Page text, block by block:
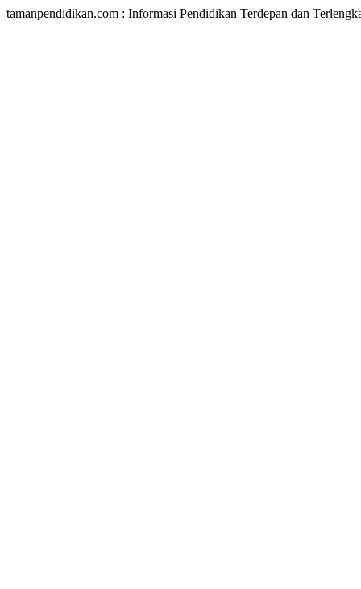
tamanpendidikan.com : Informasi Pendidikan Terdepan dan